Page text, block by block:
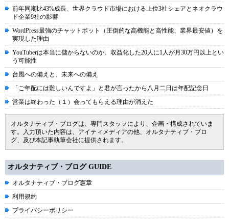
前年同期比43%成長、世界クラウド市場における上位3社シェアとネオクラウ
ド企業9社の影響
WordPress最強のチャットボット（圧倒的な高機能と高性能、業界最安値）を
実現した理由
YouTuberは本当に儲からないのか。収益化した20人に1人が月30万円以上とい
う可能性
台風への備えと、未来への備え
「ご年配には難しいんですよ」と君が言ったから八月二日は年配記念日
営業は終わった（１）会ってもらえる理由が消えた
オルタナティブ・ブログは、専門スタッフにより、企画・構成されていま
す。入力頂いた内容は、アイティメディアの他、オルタナティブ・ブロ
グ、及び本記事執筆会社に提供されます。
オルタナティブ・ブログ GUIDE
オルタナティブ・ブログ憲章
利用規約
プライバシーポリシー